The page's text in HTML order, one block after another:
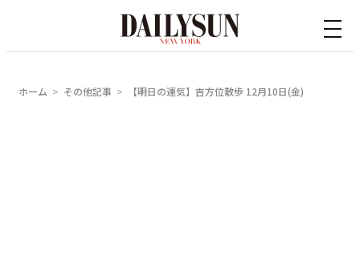
ホーム その他記事 【明日の運気】吉方位散歩 12月10日(金)